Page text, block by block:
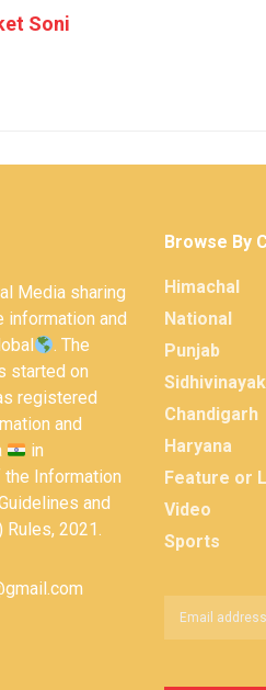
Soni
Media sharing
information and
. The
started on
registered
and
in
Information
and
Rules, 2021.
Browse By
Himachal
National
Punjab
Chandigarh
Haryana
Feature or
Video
Sports